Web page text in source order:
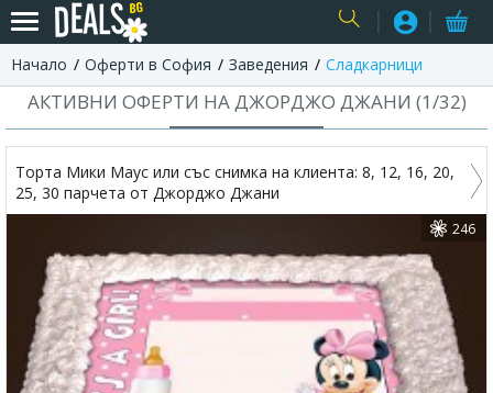
USER
Начало Оферти в София Заведения Сладкарници
АКТИВНИ ОФЕРТИ НА ДЖОРДЖО ДЖАНИ (1/32)
Торта Мики Маус или със снимка на клиента: 8, 12, 16, 20,
25, 30 парчета от Джорджо Джани
246